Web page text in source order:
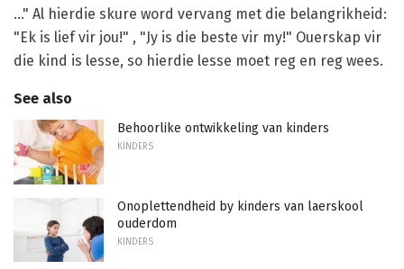
..." Al hierdie skure word vervang met die belangrikheid:
"Ek is lief vir jou!" , "Jy is die beste vir my!" Ouerskap vir
die kind is lesse, so hierdie lesse moet reg en reg wees.
See also
Behoorlike ontwikkeling van kinders
KINDERS
Onoplettendheid by kinders van laerskool
ouderdom
KINDERS